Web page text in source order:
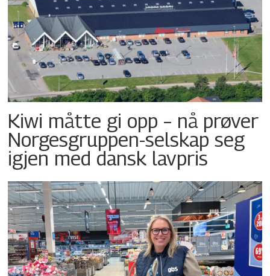
Kiwi måtte gi opp – nå prøver
Norgesgruppen-selskap seg
igjen med dansk lavpris